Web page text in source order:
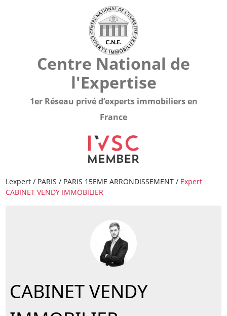
Centre National de
l'Expertise
1er Réseau privé d’experts immobiliers en
France
Lexpert / PARIS / PARIS 15EME ARRONDISSEMENT / Expert
CABINET VENDY IMMOBILIER
CABINET VENDY